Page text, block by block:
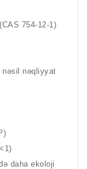
754-12-1)
nəsil nəqliyyat
daha ekoloji